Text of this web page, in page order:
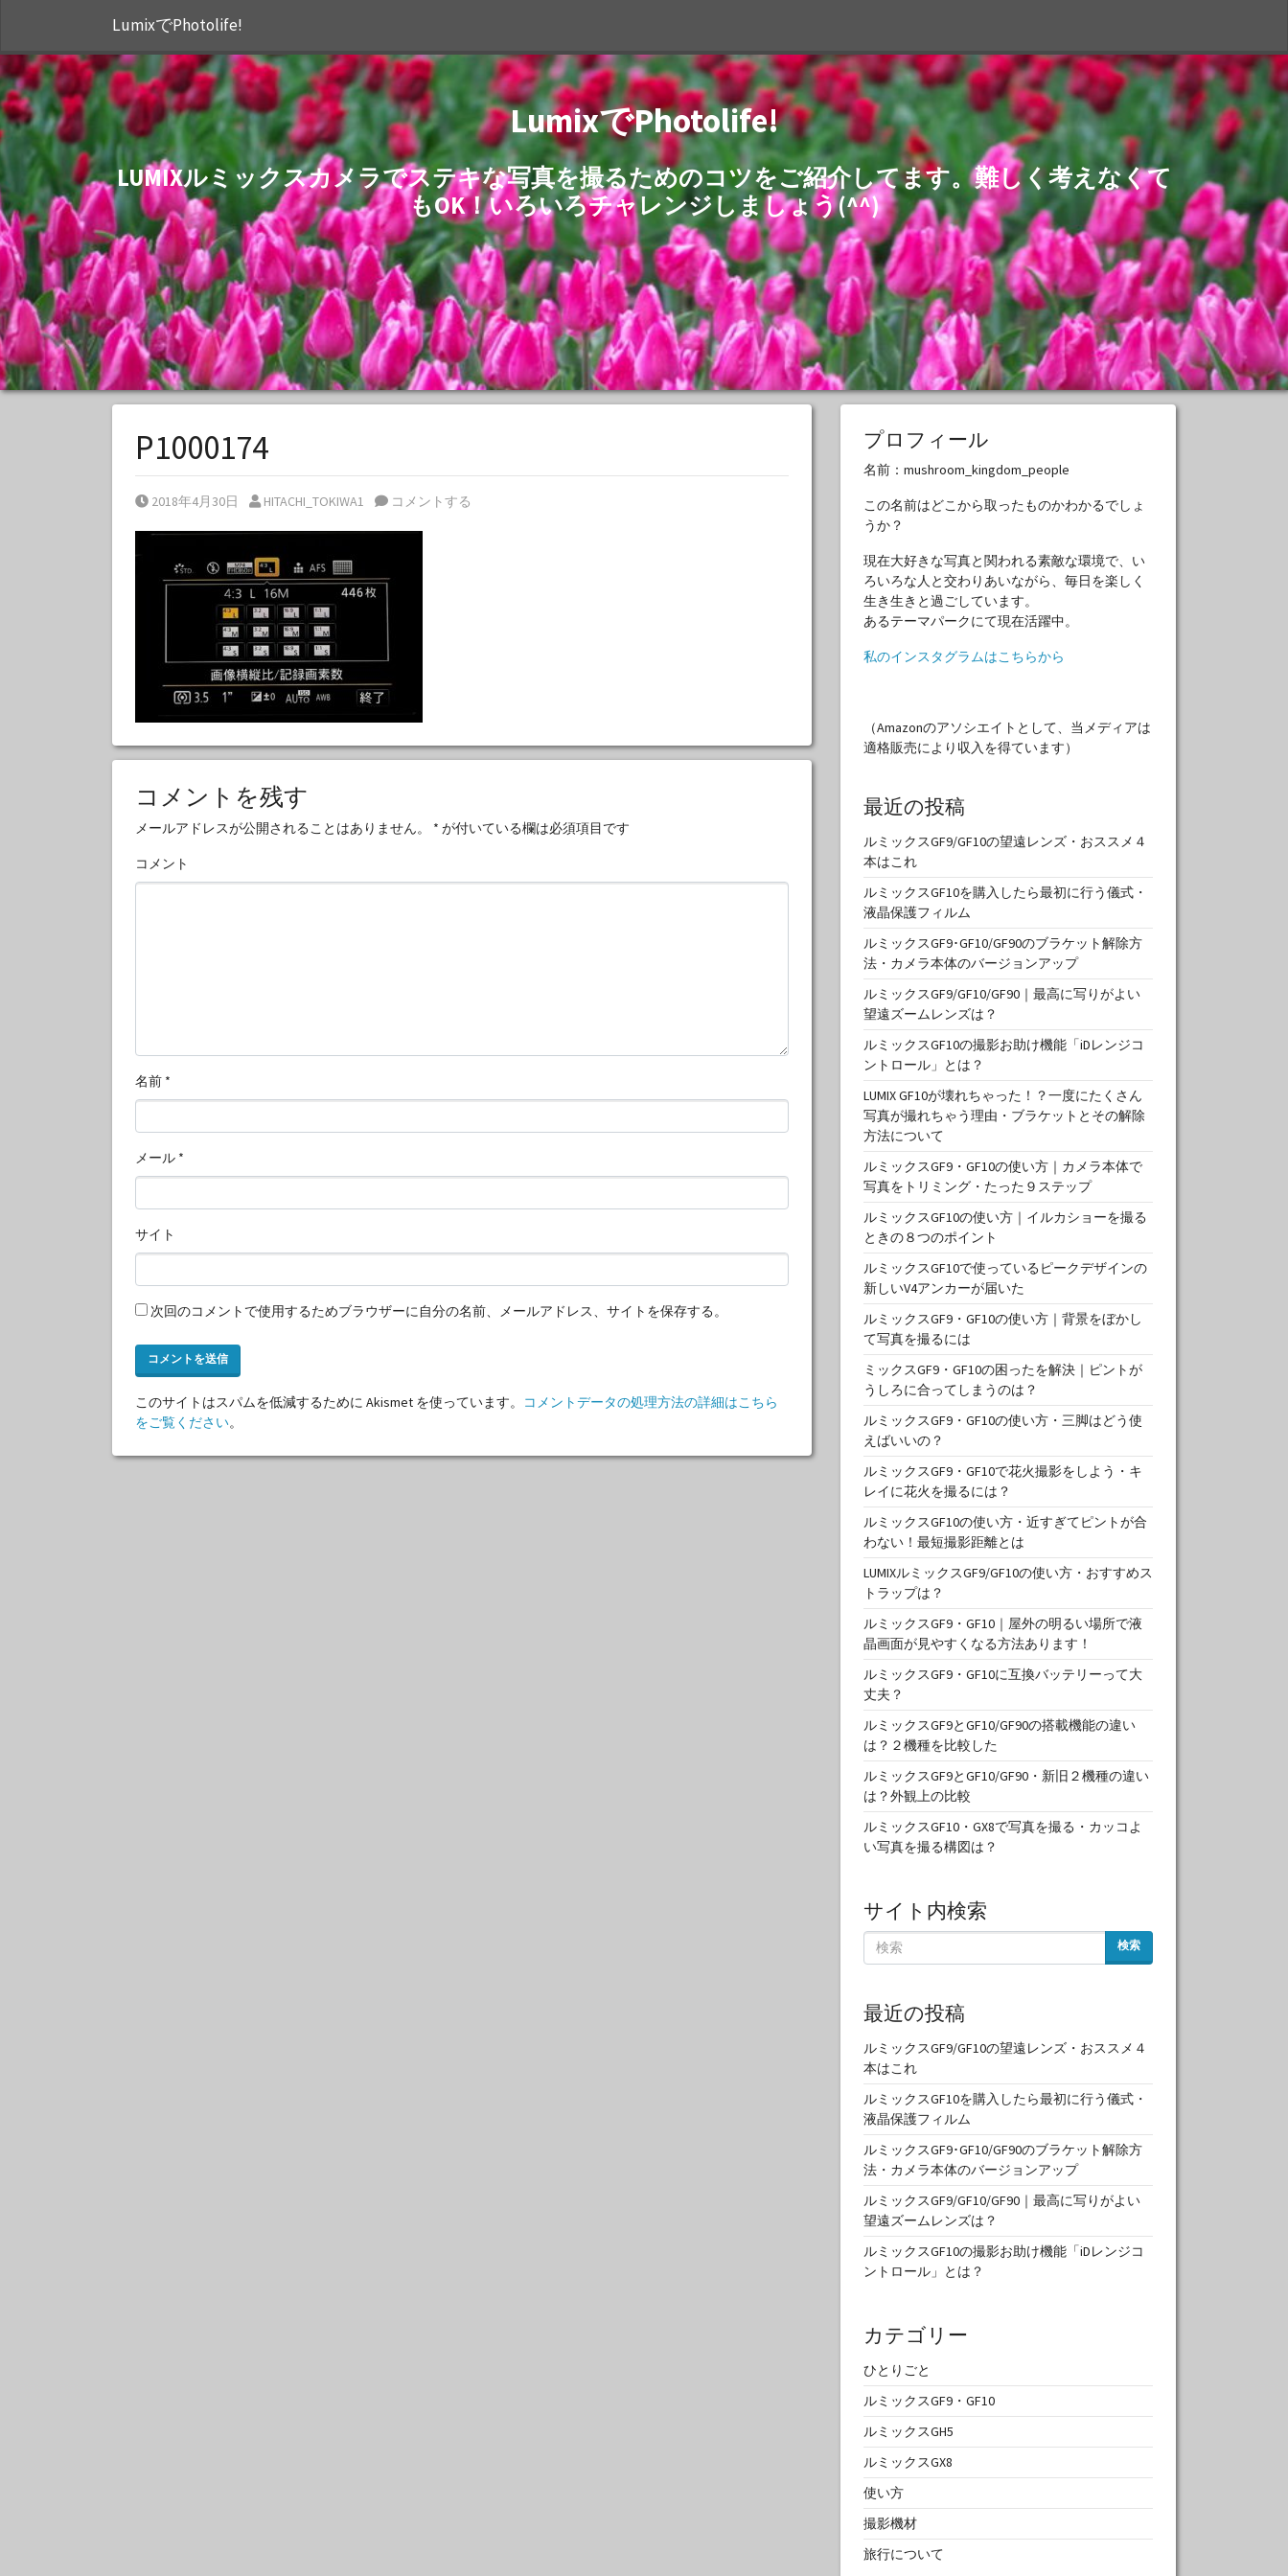
LumixでPhotolife!
LumixでPhotolife!
LUMIXルミックスカメラでステキな写真を撮るためのコツをご紹介してます。難しく考えなくて
もOK！いろいろチャレンジしましょう(^^)
P1000174
Posted on
2018年4月30日 Posted by
HITACHI_TOKIWA1 コメントする
コメントを残す
メールアドレスが公開されることはありません。 * が付いている欄は必須項目です
コメント
名前 *
メール *
サイト
次回のコメントで使用するためブラウザーに自分の名前、メールアドレス、サイトを保存する。
このサイトはスパムを低減するために Akismet を使っています。
コメントデータの処理方法の詳細はこちら
をご覧ください。
プロフィール
名前：mushroom_kingdom_people
この名前はどこから取ったものかわかるでしょ
うか？
現在大好きな写真と関われる素敵な環境で、い
ろいろな人と交わりあいながら、毎日を楽しく
生き生きと過ごしています。
あるテーマパークにて現在活躍中。
私のインスタグラムはこちらから
（Amazonのアソシエイトとして、当メディアは
適格販売により収入を得ています）
最近の投稿
ルミックスGF9/GF10の望遠レンズ・おススメ４
本はこれ
ルミックスGF10を購入したら最初に行う儀式・
液晶保護フィルム
ルミックスGF9･GF10/GF90のブラケット解除方
法・カメラ本体のバージョンアップ
ルミックスGF9/GF10/GF90｜最高に写りがよい
望遠ズームレンズは？
ルミックスGF10の撮影お助け機能「iDレンジコ
ントロール」とは？
LUMIX GF10が壊れちゃった！？一度にたくさん
写真が撮れちゃう理由・ブラケットとその解除
方法について
ルミックスGF9・GF10の使い方｜カメラ本体で
写真をトリミング・たった９ステップ
ルミックスGF10の使い方｜イルカショーを撮る
ときの８つのポイント
ルミックスGF10で使っているピークデザインの
新しいV4アンカーが届いた
ルミックスGF9・GF10の使い方｜背景をぼかし
て写真を撮るには
ミックスGF9・GF10の困ったを解決｜ピントが
うしろに合ってしまうのは？
ルミックスGF9・GF10の使い方・三脚はどう使
えばいいの？
ルミックスGF9・GF10で花火撮影をしよう・キ
レイに花火を撮るには？
ルミックスGF10の使い方・近すぎてピントが合
わない！最短撮影距離とは
LUMIXルミックスGF9/GF10の使い方・おすすめス
トラップは？
ルミックスGF9・GF10｜屋外の明るい場所で液
晶画面が見やすくなる方法あります！
ルミックスGF9・GF10に互換バッテリーって大
丈夫？
ルミックスGF9とGF10/GF90の搭載機能の違い
は？２機種を比較した
ルミックスGF9とGF10/GF90・新旧２機種の違い
は？外観上の比較
ルミックスGF10・GX8で写真を撮る・カッコよ
い写真を撮る構図は？
サイト内検索
検索
最近の投稿
ルミックスGF9/GF10の望遠レンズ・おススメ４
本はこれ
ルミックスGF10を購入したら最初に行う儀式・
液晶保護フィルム
ルミックスGF9･GF10/GF90のブラケット解除方
法・カメラ本体のバージョンアップ
ルミックスGF9/GF10/GF90｜最高に写りがよい
望遠ズームレンズは？
ルミックスGF10の撮影お助け機能「iDレンジコ
ントロール」とは？
カテゴリー
ひとりごと
ルミックスGF9・GF10
ルミックスGH5
ルミックスGX8
使い方
撮影機材
旅行について